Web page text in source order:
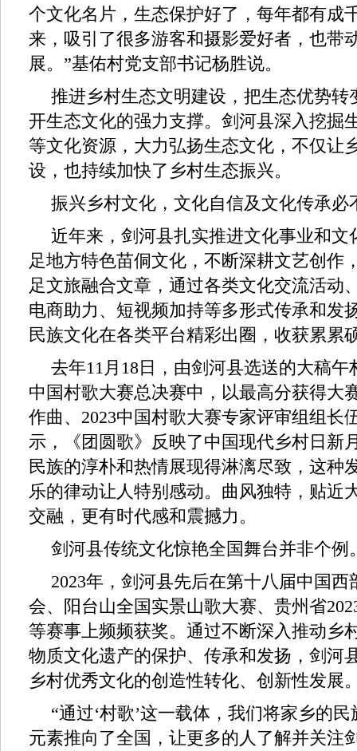
个文化名片，生态保护好了，每年都有成
来，吸引了很多游客和摄影爱好者，也带
展。”基佑村党支部书记杨胜说。
推进乡村生态文明建设，把生态优势转
开生态文化的强力支撑。剑河县深入挖掘
等文化资源，大力弘扬生态文化，不仅让
设，也持续加快了乡村生态振兴。
振兴乡村文化，文化自信及文化传承必
近年来，剑河县扎实推进文化事业和文
足地方特色苗侗文化，不断深耕文艺创作
足文旅融合文章，通过各类文化交流活动
电商助力、短视频加持等多形式传承和发
民族文化在各类平台精彩出圈，收获累累
去年11月18日，由剑河县选送的大稿午
中国村歌大赛总决赛中，以最高分获得大
作曲、2023中国村歌大赛专家评审组组长
示，《团圆歌》反映了中国现代乡村日新
民族的淳朴和热情展现得淋漓尽致，这种
乐的律动让人特别感动。曲风独特，贴近
交融，更有时代感和震撼力。
剑河县传统文化惊艳全国舞台并非个例
2023年，剑河县先后在第十八届中国
会、阳台山全国实景山歌大赛、贵州省
等赛事上频频获奖。通过不断深入推动乡
物质文化遗产的保护、传承和发扬，剑河
乡村优秀文化的创造性转化、创新性发展
“通过‘村歌’这一载体，我们将家乡的
元素推向了全国，让更多的人了解并关注